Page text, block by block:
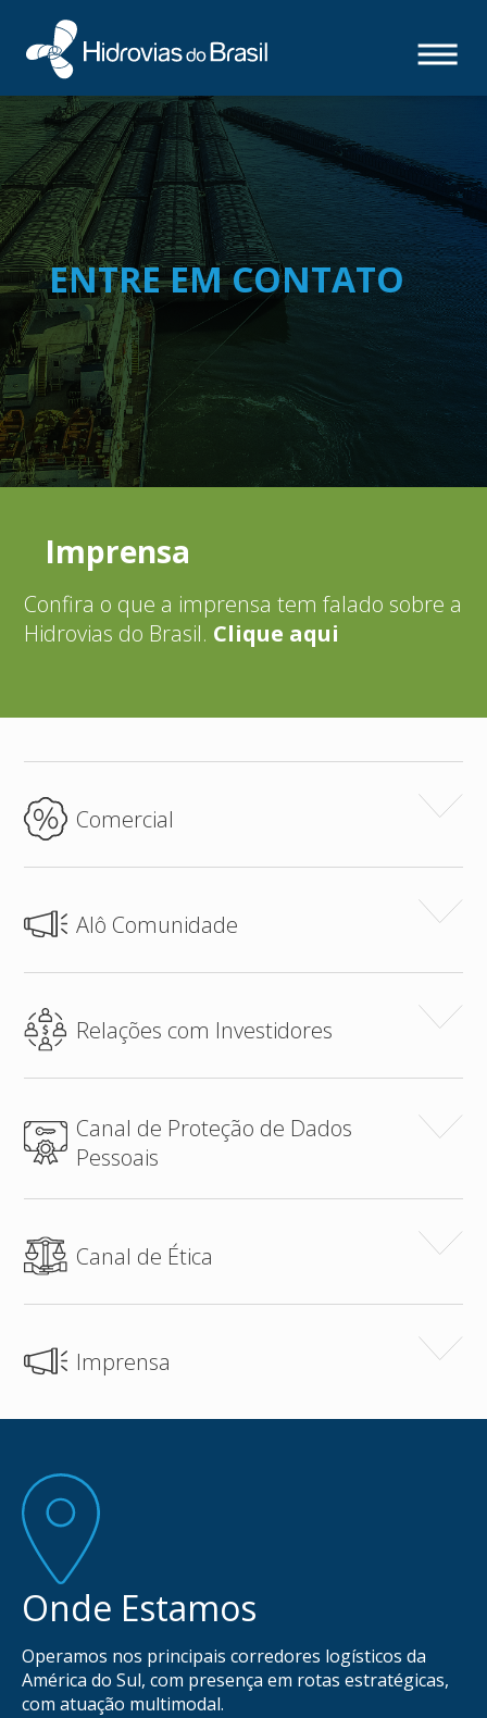
ENTRE EM CONTATO
Imprensa
Confira o que a imprensa tem falado sobre a
Hidrovias do Brasil. Clique aqui
Comercial
Alô Comunidade
Relações com Investidores
Canal de Proteção de Dados
Pessoais
Canal de Ética
Imprensa
Onde Estamos
Operamos nos principais corredores logísticos da
América do Sul, com presença em rotas estratégicas,
com atuação multimodal.